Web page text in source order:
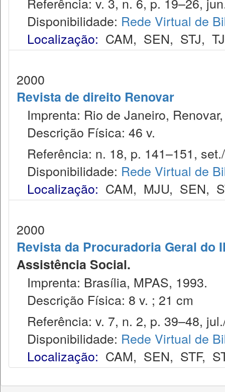
Disponibilidade: Rede Virtual de
Localização: CAM, SEN, STJ,
2000
Revista de direito Renovar
Imprenta: Rio de Janeiro,
Descrição Física: 46 v.
Referência: n. 18, p. 141–151,
Disponibilidade: Rede Virtual de
Localização: CAM, MJU, SEN,
2000
Revista da Procuradoria Geral do
Assistência Social.
Imprenta: Brasília, MPAS, 1993.
Descrição Física: 8 v. ; 21 cm
Referência: v. 7, n. 2, p. 39–48,
Disponibilidade: Rede Virtual de
Localização: CAM, SEN, STF,